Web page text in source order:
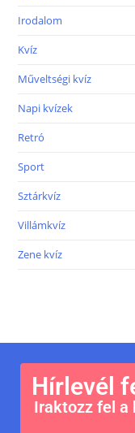
Irodalom
Kvíz
Műveltségi kvíz
Napi kvízek
Retró
Sport
Sztárkvíz
Villámkvíz
Zene kvíz
Hírlevél
Iraktozz fel a